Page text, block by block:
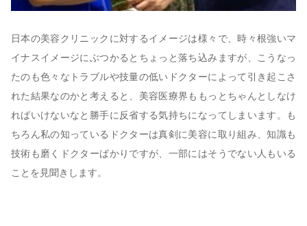
日本の美容クリニックに対するイメージは様々で、時々根強いマ
イナスイメージにぶつかるとちょっと落ち込みますが、こうなっ
たのも色々なトラブルや技量の低いドクターによって引き起こさ
れた結果なのかと考えると、美容医療界ももっとちゃんとしなけ
ればいけないなと勝手に反省する気持ちになってしまいます。も
ちろん私の知っているドクターは真剣に美容に取り組み、知識も
技術も磨くドクターばかりですが、一部にはそうでない人もいる
ことを見聞きします。